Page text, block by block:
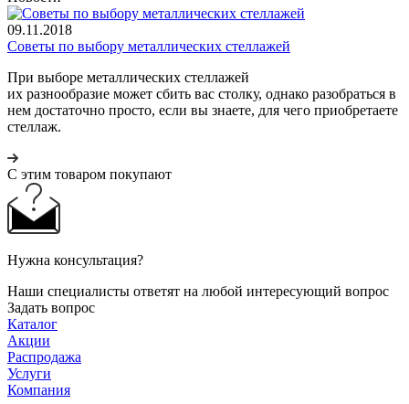
09.11.2018
Советы по выбору металлических стеллажей
При выборе металлических стеллажей
их разнообразие может сбить вас столку, однако разобраться в
нем достаточно просто, если вы знаете, для чего приобретаете
стеллаж.
С этим товаром покупают
Нужна консультация?
Наши специалисты ответят на любой интересующий вопрос
Задать вопрос
Каталог
Акции
Распродажа
Услуги
Компания